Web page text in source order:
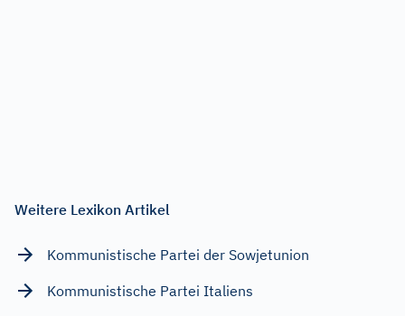
Weitere Lexikon Artikel
Kommunistische Partei der Sowjetunion
Kommunistische Partei Italiens